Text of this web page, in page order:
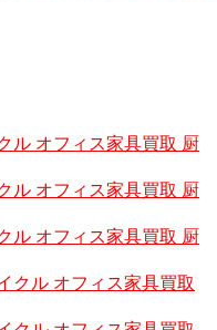
ル オフィス家具買取 厨
ル オフィス家具買取 厨
ル オフィス家具買取 厨
クル オフィス家具買取